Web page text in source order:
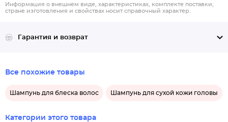
Информация о внешнем виде, характеристиках, комплекте поставки,
стране изготовления и свойствах носит справочный характер.
Гарантия и возврат
Все похожие товары
Шампунь для блеска волос Шампунь для сухой кожи головы
Категории этого товара